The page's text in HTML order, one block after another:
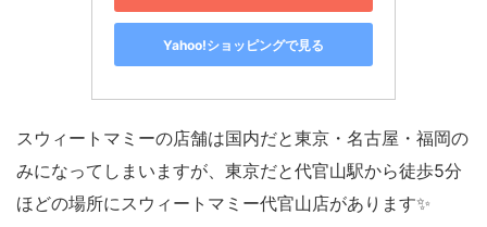
Yahoo!ショッピングで見る
スウィートマミーの店舗は国内だと東京・名古屋・福岡の
みになってしまいますが、東京だと代官山駅から徒歩5分
ほどの場所にスウィートマミー代官山店があります✨